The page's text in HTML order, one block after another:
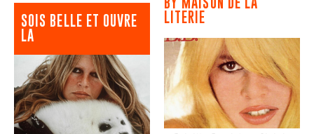
SOIS BELLE ET OUVRE
LA
LITERIE